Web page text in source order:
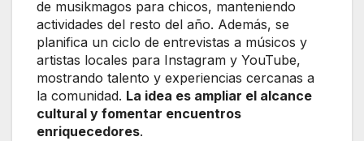
de musikmagos para chicos, manteniendo
actividades del resto del año. Además, se
planifica un ciclo de entrevistas a músicos y
artistas locales para Instagram y YouTube,
mostrando talento y experiencias cercanas a
la comunidad. La idea es ampliar el alcance
cultural y fomentar encuentros
enriquecedores.